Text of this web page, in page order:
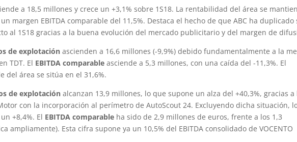
a 18,5 millones y crece un +3,1% sobre 1S18. La rentabilidad del área se
margen EBITDA comparable del 11,5%. Destaca el hecho de que ABC ha duplicado
al 1S18 gracias a la buena evolución del mercado publicitario y del margen de
de explotaciónascienden a 16,6 millones (-9,9%) debido fundamentalmente a la
TDT. El EBITDA comparable asciende a 5,3 millones, con una caída del -11,3%. El
del área se sitúa en el 31,6%.
de explotaciónalcanzan 13,9 millones, lo que supone un alza del +40,3%, gracias a
con la incorporación al perímetro de AutoScout 24. Excluyendo dicha situación,
+8,4%. El EBITDA comparable ha sido de 2,9 millones de euros, frente a los 1,3
ampliamente). Esta cifra supone ya un 10,5% del EBITDA consolidado de VOCENTO